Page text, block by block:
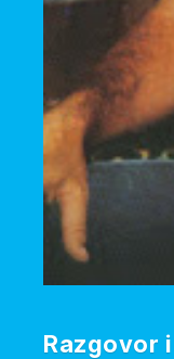
Razgovor